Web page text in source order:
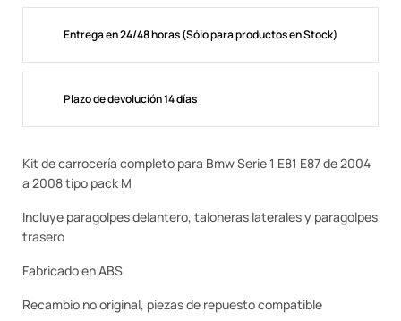
Entrega en 24/48 horas (Sólo para productos en Stock)
Plazo de devolución 14 días
Kit de carrocería completo para Bmw Serie 1 E81 E87 de 2004
a 2008 tipo pack M
Incluye paragolpes delantero, taloneras laterales y paragolpes
trasero
Fabricado en ABS
Recambio no original, piezas de repuesto compatible